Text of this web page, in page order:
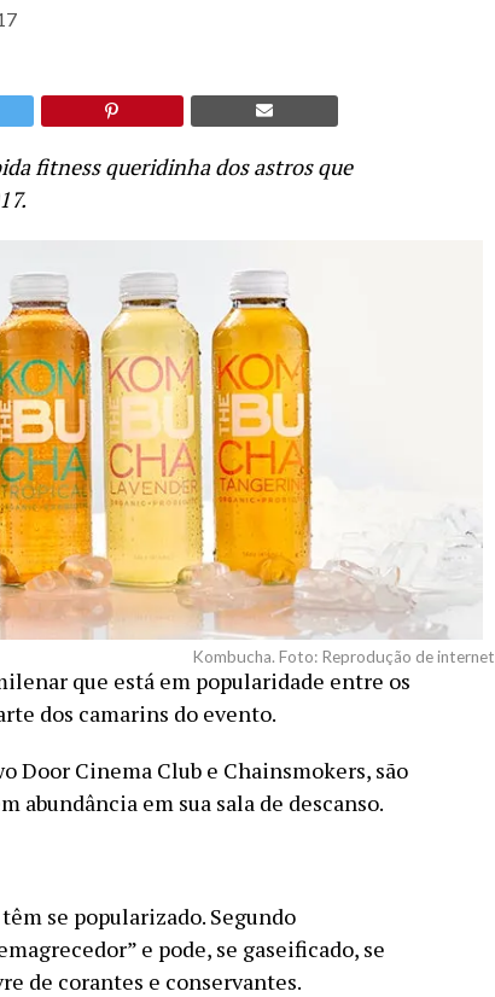
fitness queridinha dos astros que
Kombucha. Foto: Reprodução de internet
que está em popularidade entre os
dos camarins do evento.
Door Cinema Club e Chainsmokers, são
abundância em sua sala de descanso.
se popularizado. Segundo
e pode, se gaseificado, se
de corantes e conservantes.